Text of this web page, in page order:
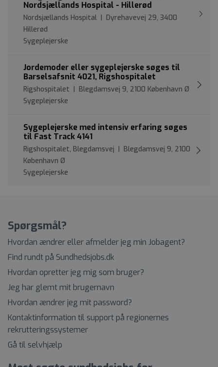
Nordsjællands Hospital - Hillerød
Nordsjællands Hospital | Dyrehavevej 29, 3400
Hillerød
Sygeplejerske
Jordemoder eller sygeplejerske søges til
Barselsafsnit 4021, Rigshospitalet
Rigshospitalet | Blegdamsvej 9, 2100 København Ø
Sygeplejerske
Sygeplejerske med intensiv erfaring søges
til Fast Track 4141
Rigshospitalet, Blegdamsvej | Blegdamsvej 9, 2100
København Ø
Sygeplejerske
Spørgsmål?
Hvordan ændrer eller afmelder jeg min Jobagent?
Find rundt på Sundhedsjobs.dk
Hvordan opretter jeg mig som bruger?
Jeg har glemt mit brugernavn
Hvordan ændrer jeg mit password?
Kontaktinformation til support på regionernes
rekrutteringssystemer
Gå til selvhjælp